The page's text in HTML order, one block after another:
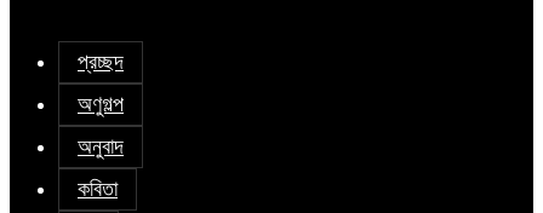
প্রচ্ছদ
অণুগল্প
অনুবাদ
কবিতা